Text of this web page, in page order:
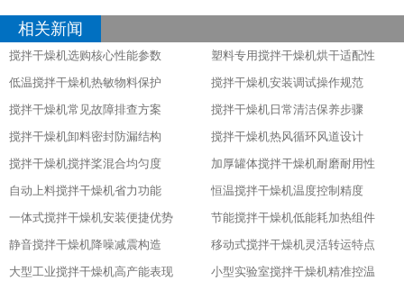
相关新闻
搅拌干燥机选购核心性能参数
塑料专用搅拌干燥机烘干适配性
低温搅拌干燥机热敏物料保护
搅拌干燥机安装调试操作规范
搅拌干燥机常见故障排查方案
搅拌干燥机日常清洁保养步骤
搅拌干燥机卸料密封防漏结构
搅拌干燥机热风循环风道设计
搅拌干燥机搅拌桨混合均匀度
加厚罐体搅拌干燥机耐磨耐用性
自动上料搅拌干燥机省力功能
恒温搅拌干燥机温度控制精度
一体式搅拌干燥机安装便捷优势
节能搅拌干燥机低能耗加热组件
静音搅拌干燥机降噪减震构造
移动式搅拌干燥机灵活转运特点
大型工业搅拌干燥机高产能表现
小型实验室搅拌干燥机精准控温